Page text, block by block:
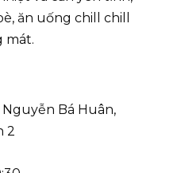
ăn uống chill chill
mát.
Bá Huân,
2